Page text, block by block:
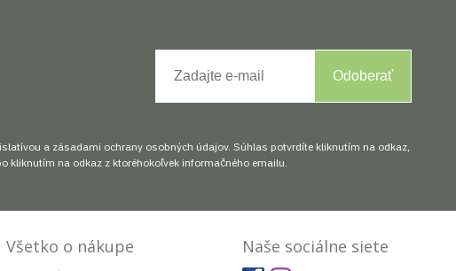
Odoberať
a zásadami ochrany osobných údajov. Súhlas potvrdíte kliknutím na odkaz,
kliknutím na odkaz z ktoréhokoľvek informačného emailu.
Všetko o nákupe Naše sociálne siete